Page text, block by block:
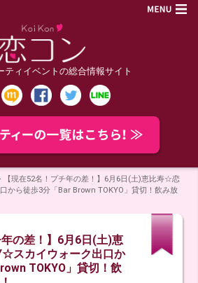
ティイベントの総合情報サイト
【現在52名！プチ年の差！】6月6日(土)恵比寿☆恋
から徒歩3分「Bar Brown TOKYO」貸切！飲み放
年の差！】6月6日(土)恵
スカイウォーク出口か
TOKYO」貸切！飲